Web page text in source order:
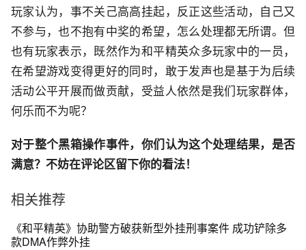
玩家认为，事不关己高高挂起，反正这些活动，自己又
不参与，也不抱有中奖的希望，怎么处理都无所谓。但
也有玩家表示，既然作为和平精英众多玩家中的一员，
在希望游戏变得更好的同时，敢于发声也是基于为后续
活动公平开展而做贡献，受益人依然是我们玩家群体，
何乐而不为呢？
对于整个黑箱操作事件，你们认为这个处理结果，是否
满意？不妨在评论区留下你的看法！
相关推荐
《和平精英》协助警方破获新型外挂刑事案件 成功铲除多
款DMA作弊外挂